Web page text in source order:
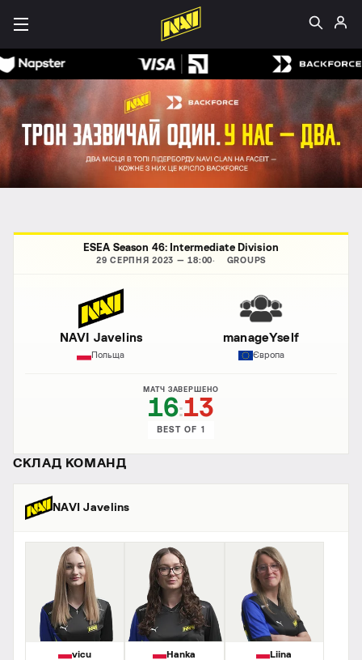
ESEA Season 46: Intermediate Division
29 СЕРПНЯ 2023 — 18:00 GROUPS
NAVI Javelins
Польща
МАТЧ ЗАВЕРШЕНО
16:13
BEST OF 1
manageYself
Європа
СКЛАД КОМАНД
NAVI Javelins
vicu Hanka Liina